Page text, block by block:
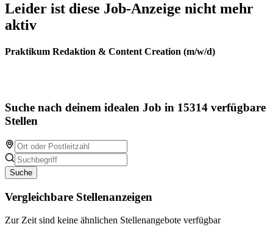
Leider ist diese Job-Anzeige nicht mehr
aktiv
Praktikum Redaktion & Content Creation (m/w/d)
Suche nach deinem idealen Job in 15314 verfügbare
Stellen
Suche
Vergleichbare Stellenanzeigen
Zur Zeit sind keine ähnlichen Stellenangebote verfügbar